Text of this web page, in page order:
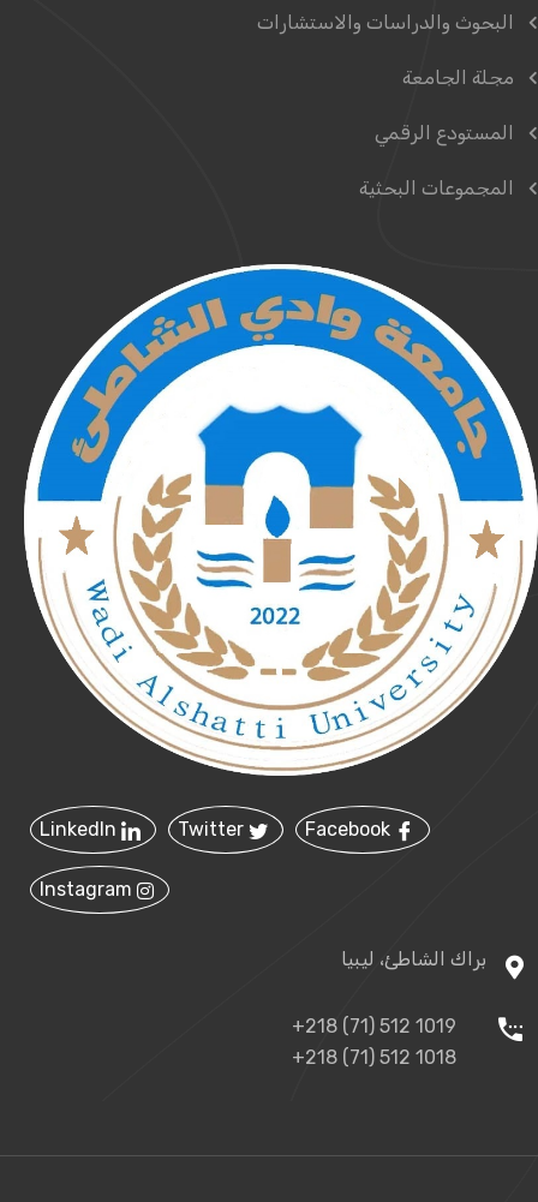
البحوث والدراسات والاستشارات
مجلة الجامعة
المستودع الرقمي
المجموعات البحثية
براك الشاطئ، ليبيا
+218 (71) 512 1019
+218 (71) 512 1018